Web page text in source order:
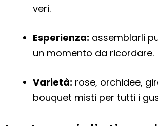
veri.
Esperienza: assemblarli
un momento da ricordare.
Varietà: rose, orchidee,
bouquet misti per tutti i